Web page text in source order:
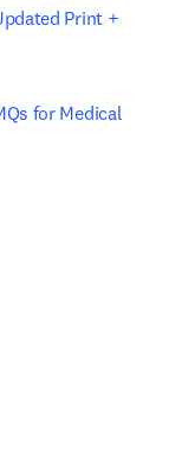
Print +
for Medical